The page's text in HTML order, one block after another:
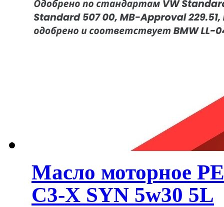
Масло моторное
C3-X SYN 5w30 5L